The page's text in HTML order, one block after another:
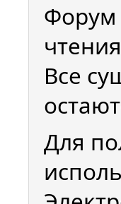
Форум
Все
Для